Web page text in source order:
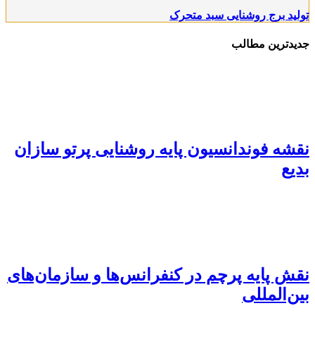
تولید برج روشنایی سبد متحرک
جدیدترین مطالب
نقشه فوندانسیون پایه روشنایی پرتو سازان
بدیع
نقش پایه پرچم در کنفرانس‌ها و سازمان‌های
بین‌المللی